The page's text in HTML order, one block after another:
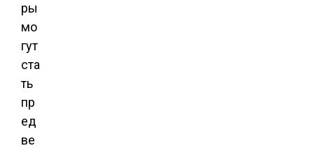
ры
мо
гут
ста
ть
пр
ед
ве